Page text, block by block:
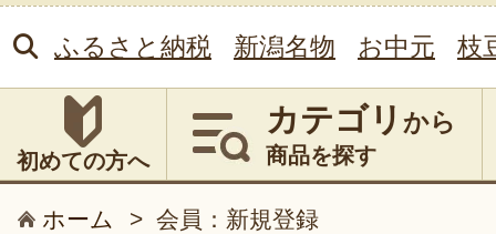
ふるさと納税 新潟名物 お中元 枝
初めての方へ
カテゴリ から
商品を探す
ホーム > 会員：新規登録